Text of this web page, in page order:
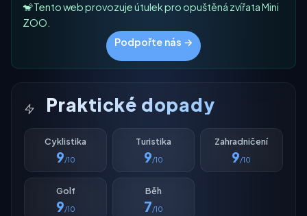
🐒 Tento web provozuje útulek pro opuštěná zvířata Mini
ZOO.
Podpořte nás →
Praktické dopady
Cyklistika
9/10
Turistika
9/10
Zahradničení
9/10
Golf
9/10
Běh
7/10